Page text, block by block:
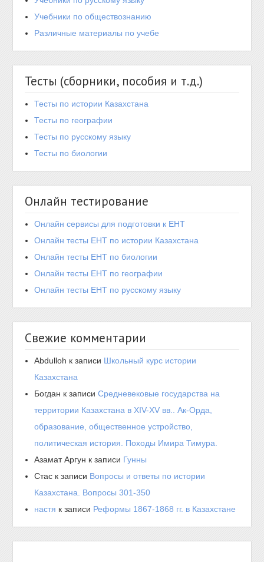
Учебники по обществознанию
Различные материалы по учебе
Тесты (сборники, пособия и т.д.)
Тесты по истории Казахстана
Тесты по географии
Тесты по русскому языку
Тесты по биологии
Онлайн тестирование
Онлайн сервисы для подготовки к ЕНТ
Онлайн тесты ЕНТ по истории Казахстана
Онлайн тесты ЕНТ по биологии
Онлайн тесты ЕНТ по географии
Онлайн тесты ЕНТ по русскому языку
Свежие комментарии
Abdulloh к записи Школьный курс истории
Казахстана
Богдан к записиСредневековые государства на
территории Казахстана в XIV-XV вв.. Ак-Орда,
образование, общественное устройство,
политическая история. Походы Имира Тимура.
Азамат Аргун к записи Гунны
Стас к записи Вопросы и ответы по истории
Казахстана. Вопросы 301-350
настя к записи Реформы 1867-1868 гг. в Казахстане